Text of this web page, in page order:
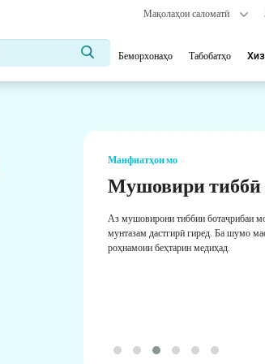
Мақолаҳои саломатӣ
Беморхонаҳо Табобатҳо
Манфиатҳои мо
Мушовири тиббӣ
Аз мушовирони тиббии ботаҷрибаи
мунтазам дастгирӣ гиред. Ба шумо
роҳнамоии беҳтарин медиҳад.